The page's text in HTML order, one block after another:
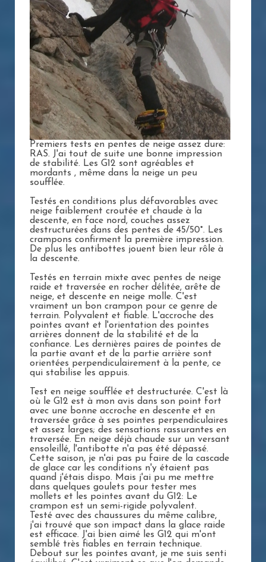
Premiers tests en pentes de neige assez dure:
RAS. J'ai tout de suite une bonne impression
de stabilité. Les G12 sont agréables et
mordants , même dans la neige un peu
soufflée.
Testés en conditions plus défavorables avec
neige faiblement croutée et chaude à la
descente, en face nord, couches assez
destructurées dans des pentes de 45/50°. Les
crampons confirment la première impression.
De plus les antibottes jouent bien leur rôle à
la descente.
Testés en terrain mixte avec pentes de neige
raide et traversée en rocher délitée, arête de
neige, et descente en neige molle. C'est
vraiment un bon crampon pour ce genre de
terrain. Polyvalent et fiable. L'accroche des
pointes avant et l'orientation des pointes
arrières donnent de la stabilité et de la
confiance. Les dernières paires de pointes de
la partie avant et de la partie arrière sont
orientées perpendiculairement à la pente, ce
qui stabilise les appuis.
Test en neige soufflée et destructurée. C'est là
où le G12 est à mon avis dans son point fort
avec une bonne accroche en descente et en
traversée grâce à ses pointes perpendiculaires
et assez larges; des sensations rassurantes en
traversée. En neige déjà chaude sur un versant
ensoleillé, l'antibotte n'a pas été dépassé.
Cette saison, je n'ai pas pu faire de la cascade
de glace car les conditions n'y étaient pas
quand j'étais dispo. Mais j'ai pu me mettre
dans quelques goulets pour tester mes
mollets et les pointes avant du G12: Le
crampon est un semi-rigide polyvalent.
Testé avec des chaussures du même calibre,
j'ai trouvé que son impact dans la glace raide
est efficace. J'ai bien aimé les G12 qui m'ont
semblé très fiables en terrain technique.
Debout sur les pointes avant, je me suis senti